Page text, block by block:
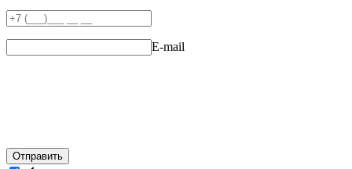
E-mail
Отправить